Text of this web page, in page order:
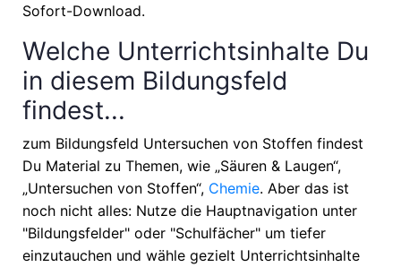
Sofort-Download.
Welche Unterrichtsinhalte Du
in diesem Bildungsfeld
findest...
zum Bildungsfeld Untersuchen von Stoffen findest
Du Material zu Themen, wie „Säuren & Laugen“,
„Untersuchen von Stoffen“, Chemie. Aber das ist
noch nicht alles: Nutze die Hauptnavigation unter
"Bildungsfelder" oder "Schulfächer" um tiefer
einzutauchen und wähle gezielt Unterrichtsinhalte